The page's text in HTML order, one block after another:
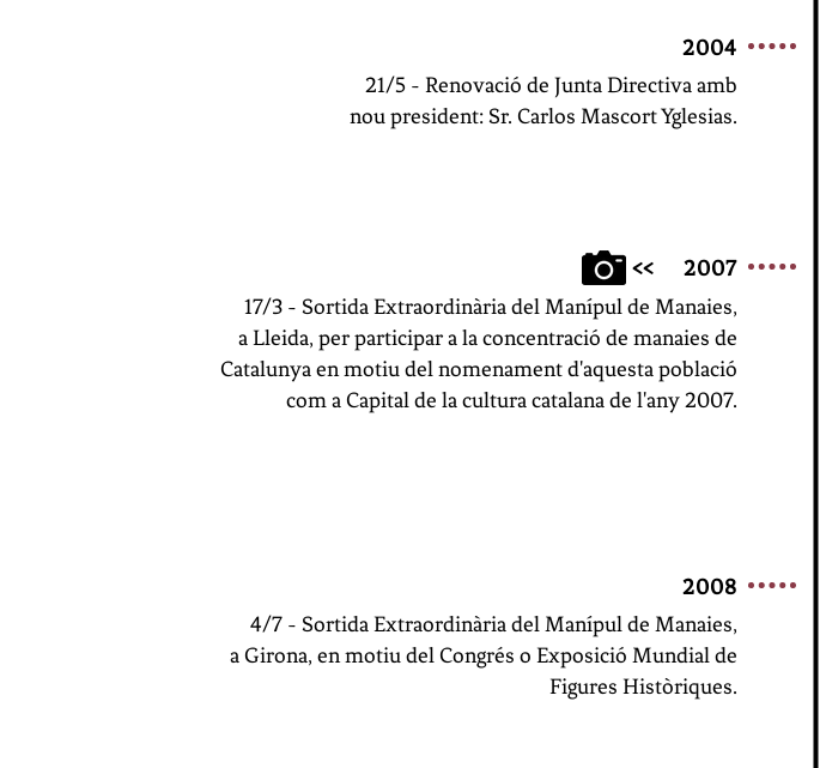
2008
4/7 - Sortida Extraordinària del Manípul de Manaies,
a Girona, en motiu del Congrés o Exposició Mundial de
Figures Històriques.
>>
2007
17/3 - Sortida Extraordinària del Manípul de Manaies,
a Lleida, per participar a la concentració de manaies de
Catalunya en motiu del nomenament d'aquesta població
com a Capital de la cultura catalana de l'any 2007.
2004
21/5 - Renovació de Junta Directiva amb
nou president:Sr. Carlos Mascort Yglesias.